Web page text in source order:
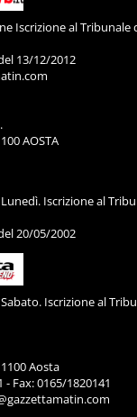
Iscrizione al Tribunale
13/12/2012
AOSTA
Iscrizione al
20/05/2002
Iscrizione al
Aosta
- Fax: 0165/1820141